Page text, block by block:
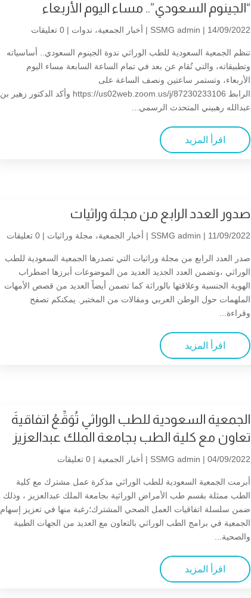
“الجينوم السعودي”.. مساء اليوم الأربعاء
SSMG admin | 14/09/2022 | أخبار الجمعية، ندوات | 0 تعليقات
تنظم الجمعية السعودية للطب الوراثي ندوة الجينوم السعودي.. أساسياته
وتطبيقاته، والتي تُقام عن بعد في تمام الساعة السابعة مساء اليوم
الأربعاء، وتستمر ساعتين ونصف الساعة على
الرابط ‏https://us02web.zoom.us/j/87230233106 وأكد الدكتور زهير بن
عبدالله رهبيني المتحدث الرسمي...
اقرأ المزيد
صدور العدد الرابع من مجلة وراثيات
SSMG admin | 11/09/2022 | أخبار الجمعية، مجلة وراثيات | 0 تعليقات
صدر العدد الرابع من مجلة وراثيات التي تصدرها الجمعية السعودية للطب
الوراثي ،وتضمن العدد الجديد العديد من الموضوعات أبرزها اضطراب
الهوية الجنسية وعلاقتها بالوراثة كما تضمن أيضاً العديد من قصص الأمهات
الملهمات حول الوطن العربي ومقالات من المختبر. يمكنكم تصفح
وقراءة...
اقرأ المزيد
الجمعية السعودية للطب الوراثي تُوَقِّعُ اتفاقيةَ
تعاون مع كلية الطب بجامعة الملك عبدالعزيز
SSMG admin | 04/09/2022 | أخبار الجمعية | 0 تعليقات
أبرمت الجمعية السعودية للطب الوراثي مذكرة عمل مشترك مع كلية
الطب ممثلة بقسم طب الأمراض الوراثية بجامعة الملك عبدالعزيز ، وذلك
ضمن سلسلة اتفاقيات العمل الصحي المشترك؛رغبة منها في تعزيز إسهام
الجمعية في برامج الطب الوراثي بالتعاون مع العديد من الجهات الطبية
والصحية...
اقرأ المزيد